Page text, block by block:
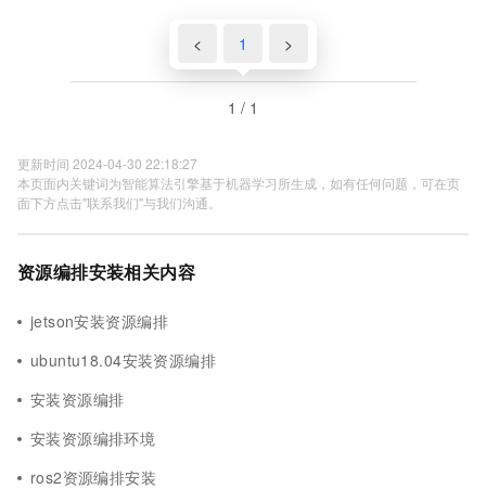
< 1 >
1 / 1
更新时间 2024-04-30 22:18:27
本页面内关键词为智能算法引擎基于机器学习所生成，如有任何问题，可在页
面下方点击"联系我们"与我们沟通。
资源编排安装相关内容
jetson安装资源编排
ubuntu18.04安装资源编排
安装资源编排
安装资源编排环境
ros2资源编排安装